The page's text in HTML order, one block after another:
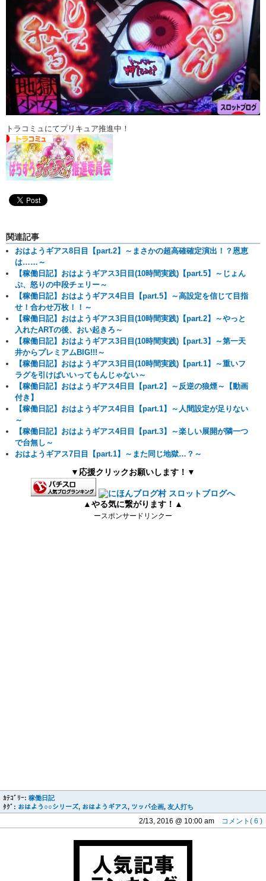
トラコミュにてプリキュア推進中！
関連記事
おはようギアス8日目【part.2】～まさかの超高確確定演出！？恩恵
は……～
【稼働日記】おはようギアス3日目(10時間実践)【part.5】～じょん
ぷ、怒りの中段チェリー～
【稼働日記】おはようギアス4日目【part.5】～高設定を信じて目指
せ！合わせ万枚！！～
【稼働日記】おはようギアス3日目(10時間実践)【part.2】～やっと
入れたARTの後、おい起きろ～
【稼働日記】おはようギアス3日目(10時間実践)【part.3】～第一天
井からプレミアムBIG!!!～
【稼働日記】おはようギアス3日目(10時間実践)【part.1】～重いフ
ラグを引けばいいってもんじゃない～
【稼働日記】おはようギアス4日目【part.2】～反逆の狼煙～【動画
付き】
【稼働日記】おはようギアス4日目【part.1】～人間設定が足りない
～
【稼働日記】おはようギアス4日目【part.3】～楽しい展開が隣一つ
で台無し～
おはようギアス7日目【part.1】～また同じ地獄…？～
▼応援クリックお願いします！▼
▲やる気に繋がります！▲
ースポンサードリンクー
ｶﾃｺﾞﾘｰ: 稼働日記
ﾀｸﾞ: おはよう○○シリーズ, おはようギアス, ツッパ企画, 友人打ち
2/13, 2016 @ 10:00 am コメント( 6 )